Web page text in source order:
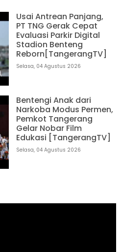
Usai Antrean Panjang,
PT TNG Gerak Cepat
Evaluasi Parkir Digital
Stadion Benteng
Reborn[TangerangTV]
Selasa, 04 Agustus 2026
Bentengi Anak dari
Narkoba Modus Permen,
Pemkot Tangerang
Gelar Nobar Film
Edukasi [TangerangTV]
Selasa, 04 Agustus 2026